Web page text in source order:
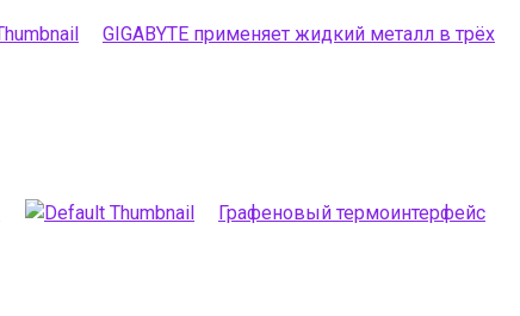
GIGABYTE применяет жидкий металл в трёх
Графеновый термоинтерфейс